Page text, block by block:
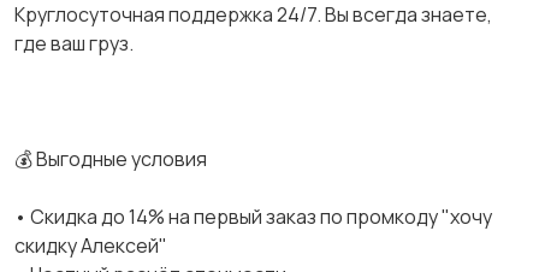
Круглосуточная поддержка 24/7. Вы всегда знаете,
где ваш груз.
💰 Выгодные условия
• Скидка до 14% на первый заказ по промкоду "хочу
скидку Алексей"